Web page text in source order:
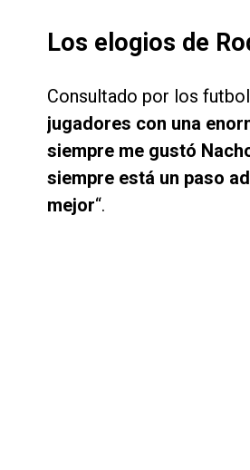
Los elogios de
Consultado por los
jugadores con una
siempre me gustó
siempre está un paso
mejor“.